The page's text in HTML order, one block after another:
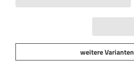
weitere Varianten